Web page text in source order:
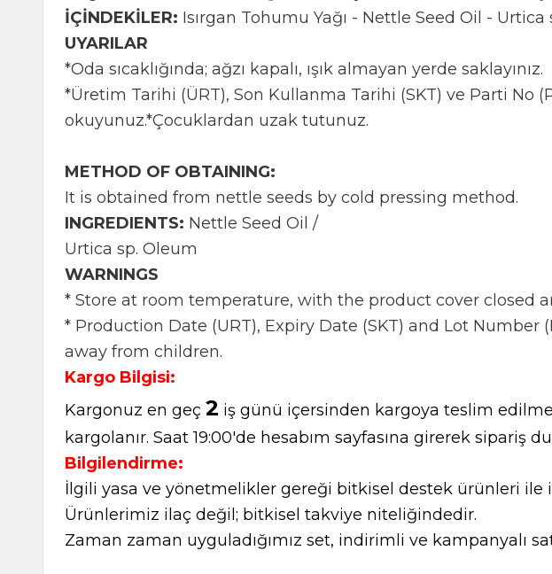
İÇİNDEKİLER: Isırgan Tohumu Yağı - Nettle Seed Oil - Urtica
UYARILAR
*Oda sıcaklığında; ağzı kapalı, ışık almayan yerde saklayınız.
*Üretim Tarihi (ÜRT), Son Kullanma Tarihi (SKT) ve Parti No
okuyunuz.*Çocuklardan uzak tutunuz.
METHOD OF OBTAINING:
It is obtained from nettle seeds by cold pressing method.
INGREDIENTS: Nettle Seed Oil /
Urtica sp. Oleum
WARNINGS
* Store at room temperature, with the product cover closed
* Production Date (URT), Expiry Date (SKT) and Lot
away from children.
Kargo Bilgisi:
Kargonuz en geç 2 iş günü içersinden kargoya teslim
kargolanır. Saat 19:00'de hesabım sayfasına girerek sipariş
Bilgilendirme:
İlgili yasa ve yönetmelikler gereği bitkisel destek ürünleri ile
Ürünlerimiz ilaç değil; bitkisel takviye niteliğindedir.
Zaman zaman uyguladığımız set, indirimli ve kampanyalı